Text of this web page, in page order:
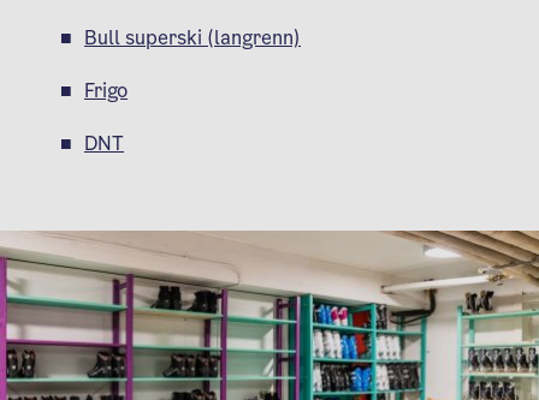
Bull superski (langrenn)
Frigo
DNT